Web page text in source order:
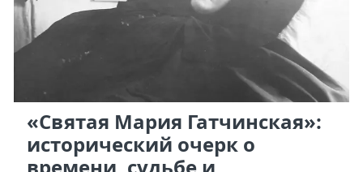
«Святая Мария Гатчинская»:
исторический очерк о
времени, судьбе и